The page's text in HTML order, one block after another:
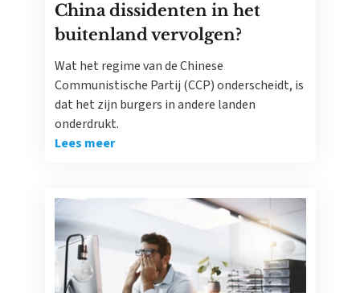
China dissidenten in het
buitenland vervolgen?
Wat het regime van de Chinese
Communistische Partij (CCP) onderscheidt, is
dat het zijn burgers in andere landen
onderdrukt.
Lees meer